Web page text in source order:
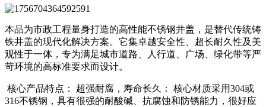
本品为市政工程量身打造的高性能不锈钢井盖，是替代传统铸
铁井盖的现代化解决方案。它集卓越安全性、超长耐久性及美
观性于一体，专为满足城市道路、人行道、广场、绿化带等严
苛环境的高标准要求而设计。
核心产品特点： 超强耐腐，寿命长久： 核心材质采用304或
316不锈钢，具有很强的耐酸碱、抗腐蚀和防锈能力，很好应